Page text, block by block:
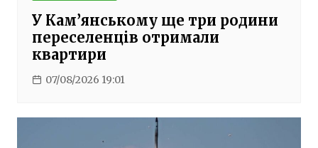
У Кам’янському ще три родини
переселенців отримали
квартири
07/08/2026 19:01